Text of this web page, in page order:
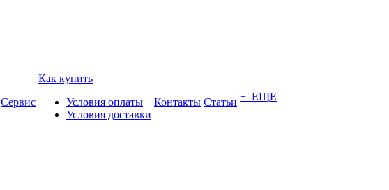
Сервис
Как купить
Условия оплаты
Условия доставки
Контакты Статьи + ЕЩЕ